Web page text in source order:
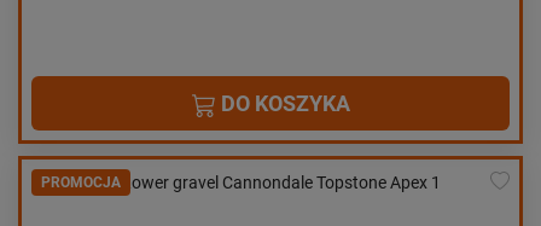
DO KOSZYKA
PROMOCJA